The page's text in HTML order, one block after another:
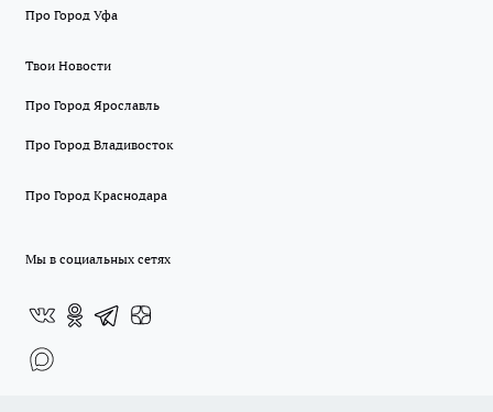
Про Город Уфа
Твои Новости
Про Город Ярославль
Про Город Владивосток
Про Город Краснодара
Мы в социальных сетях